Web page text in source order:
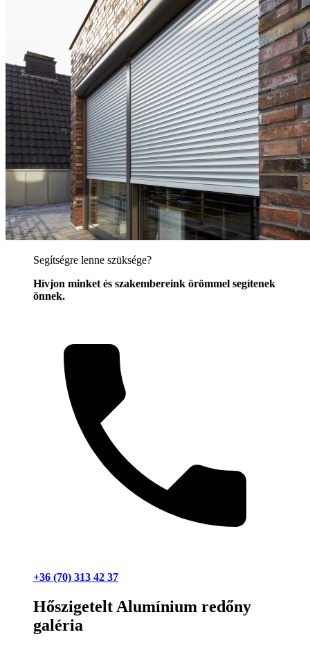
Segítségre lenne szüksége?
Hívjon minket és szakembereink örömmel segítenek
önnek.
+36 (70) 313 42 37
Hőszigetelt Alumínium redőny
galéria